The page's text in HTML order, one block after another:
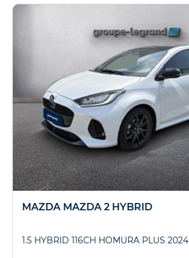
MAZDA MAZDA 2 HYBRID
1.5 HYBRID 116CH HOMURA PLUS 2024